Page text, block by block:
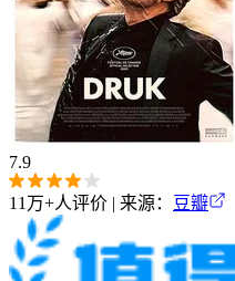
7.9
11万+人评价 | 来源： 豆瓣